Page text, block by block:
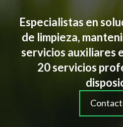
Especialistas en
de limpieza,
servicios auxiliares
20 servicios